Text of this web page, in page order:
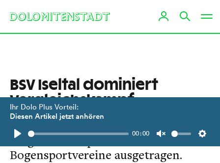
Ihr Dolo Plus Vorteil:
Diesen Artikel jetzt anhören
Play
00:00
Unmute
BSV Iseltal dominiert
Vergleichskampf
Bereits zum 5. Mal wurde der
Vergleichskampf der Osttiroler
Bogensportvereine ausgetragen.